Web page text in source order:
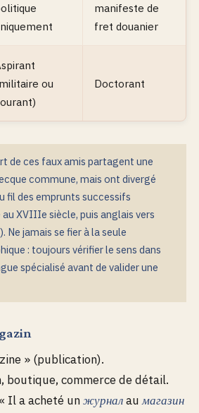
manifeste de
fret douanier
ou
Doctorant
de ces faux amis partagent une
commune, mais ont divergé
fil des emprunts successifs
XVIIIe siècle, puis anglais vers
Ne jamais se fier à la seule
: toujours vérifier le sens dans
spécialisé avant de valider une
» (publication).
boutique, commerce de détail.
« Il a acheté un журналauмагазин